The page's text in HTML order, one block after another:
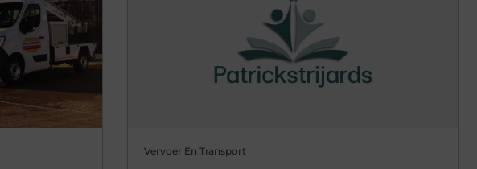
Vervoer En Transport